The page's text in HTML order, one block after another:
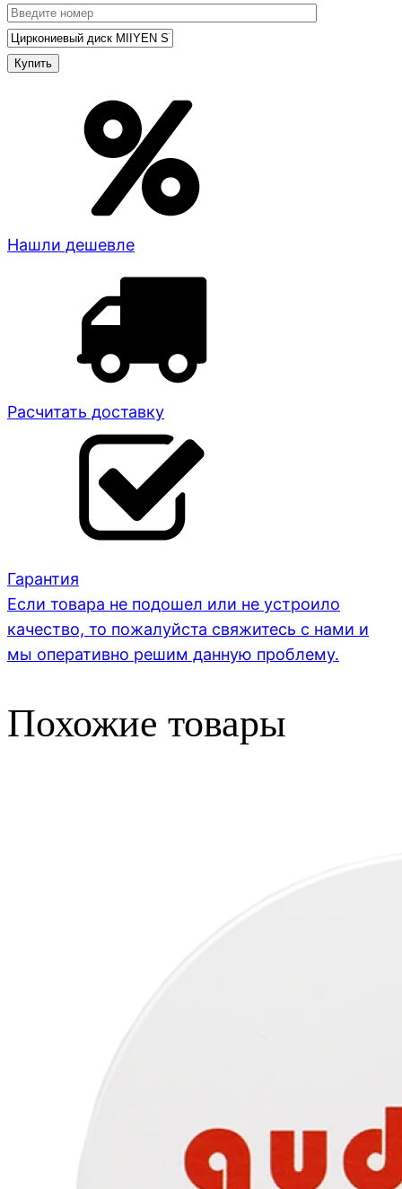
Нашли дешевле
Расчитать доставку
Гарантия
Если товара не подошел или не устроило
качество, то пожалуйста свяжитесь с нами и
мы оперативно решим данную проблему.
Похожие товары